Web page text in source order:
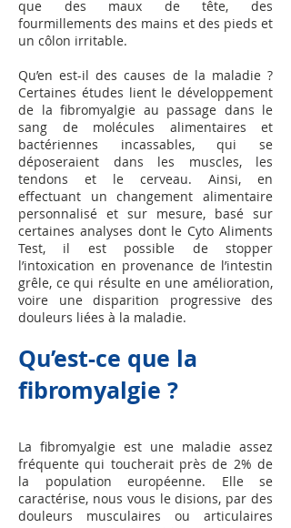
que des maux de tête, des
fourmillements des mains et des pieds et
un côlon irritable.
Qu’en est-il des causes de la maladie ?
Certaines études lient le développement
de la fibromyalgie au passage dans le
sang de molécules alimentaires et
bactériennes incassables, qui se
déposeraient dans les muscles, les
tendons et le cerveau. Ainsi, en
effectuant un changement alimentaire
personnalisé et sur mesure, basé sur
certaines analyses dont le Cyto Aliments
Test, il est possible de stopper
l’intoxication en provenance de l’intestin
grêle, ce qui résulte en une amélioration,
voire une disparition progressive des
douleurs liées à la maladie.
Qu’est-ce que la
fibromyalgie ?
La fibromyalgie est une maladie assez
fréquente qui toucherait près de 2% de
la population européenne. Elle se
caractérise, nous vous le disions, par des
douleurs musculaires ou articulaires